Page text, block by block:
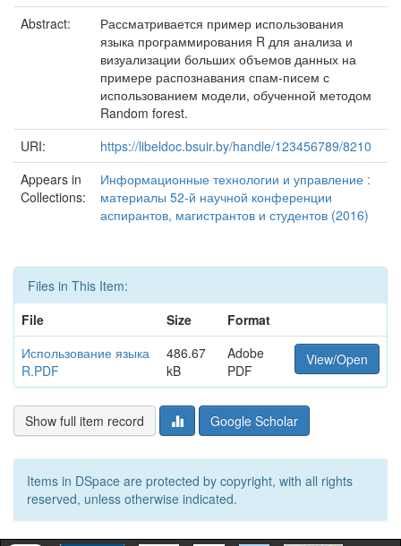
Abstract:
Рассматривается пример использования
языка программирования R для анализа и
визуализации больших объемов данных на
примере распознавания спам-писем с
использованием модели, обученной методом
Random forest.
URI:
https://libeldoc.bsuir.by/handle/123456789/8210
Appears in
Collections:
Информационные технологии и управление :
материалы 52-й научной конференции
аспирантов, магистрантов и студентов (2016)
Files in This Item:
File
Size
Format
Использование языка
R.PDF
486.67
kB
Adobe
PDF
View/Open
Show full item record Google Scholar
Items in DSpace are protected by copyright, with all rights
reserved, unless otherwise indicated.